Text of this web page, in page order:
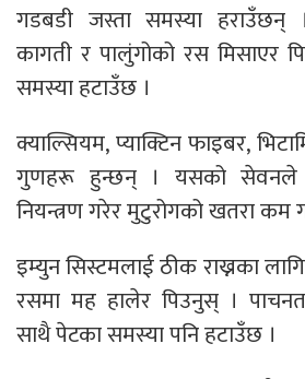
गडबडी जस्ता समस्या हराउँछन्
कागती र पालुंगोको रस मिसाएर
समस्या हटाउँछ ।
क्याल्सियम, प्याक्टिन फाइबर,
गुणहरू हुन्छन् । यसको सेवनले
नियन्त्रण गरेर मुटुरोगको खतरा कम
इम्युन सिस्टमलाई ठीक राख्नका
रसमा मह हालेर पिउनुस् ।
साथै पेटका समस्या पनि हटाउँछ ।